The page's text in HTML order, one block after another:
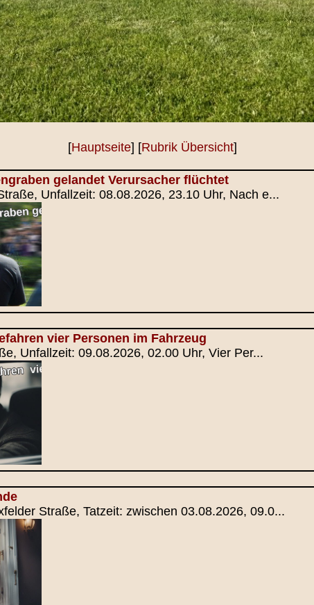
[Hauptseite] [Rubrik Übersicht]
gelandet Verursacher flüchtet
Unfallzeit: 08.08.2026, 23.10 Uhr, Nach e...
vier Personen im Fahrzeug
Unfallzeit: 09.08.2026, 02.00 Uhr, Vier Per...
Straße, Tatzeit: zwischen 03.08.2026, 09.0...